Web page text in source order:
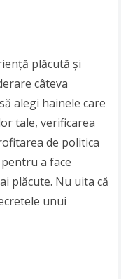
plăcută și
câteva
alegi hainele care
tale, verificarea
de politica
a face
plăcute. Nu uita că
unui